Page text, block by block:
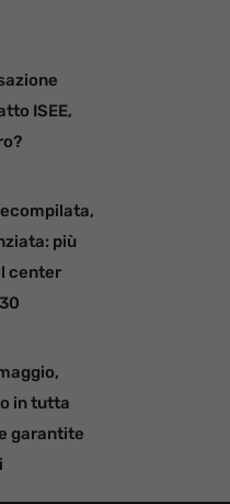
ISEE,
più
center
in tutta
garantite